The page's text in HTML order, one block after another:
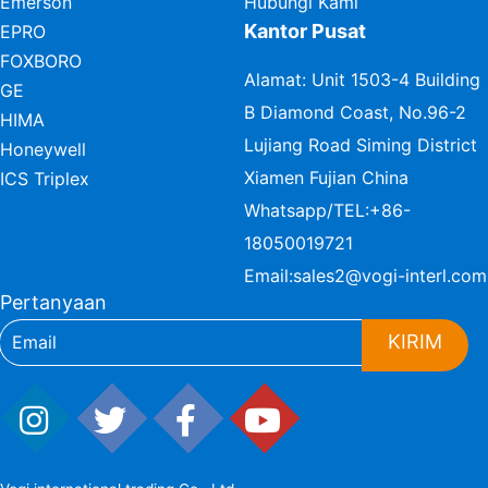
EPRO
FOXBORO
GE
HIMA
Honeywell
ICS Triplex
Kantor Pusat
Alamat: Unit 1503-4 Building
B Diamond Coast, No.96-2
Lujiang Road Siming District
Xiamen Fujian China
Whatsapp/TEL:+86-
18050019721
Email:sales2@vogi-interl.com
Pertanyaan
KIRIM